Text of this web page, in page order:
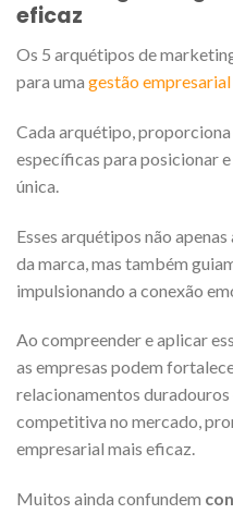
eficaz
Os 5 arquétipos de
para uma gestão
Cada arquétipo,
específicas para posicionar
única.
Esses arquétipos não
da marca, mas também
impulsionando a conexão
Ao compreender e aplicar
as empresas podem
relacionamentos duradouros
competitiva no mercado,
empresarial mais eficaz.
Muitos ainda confundem